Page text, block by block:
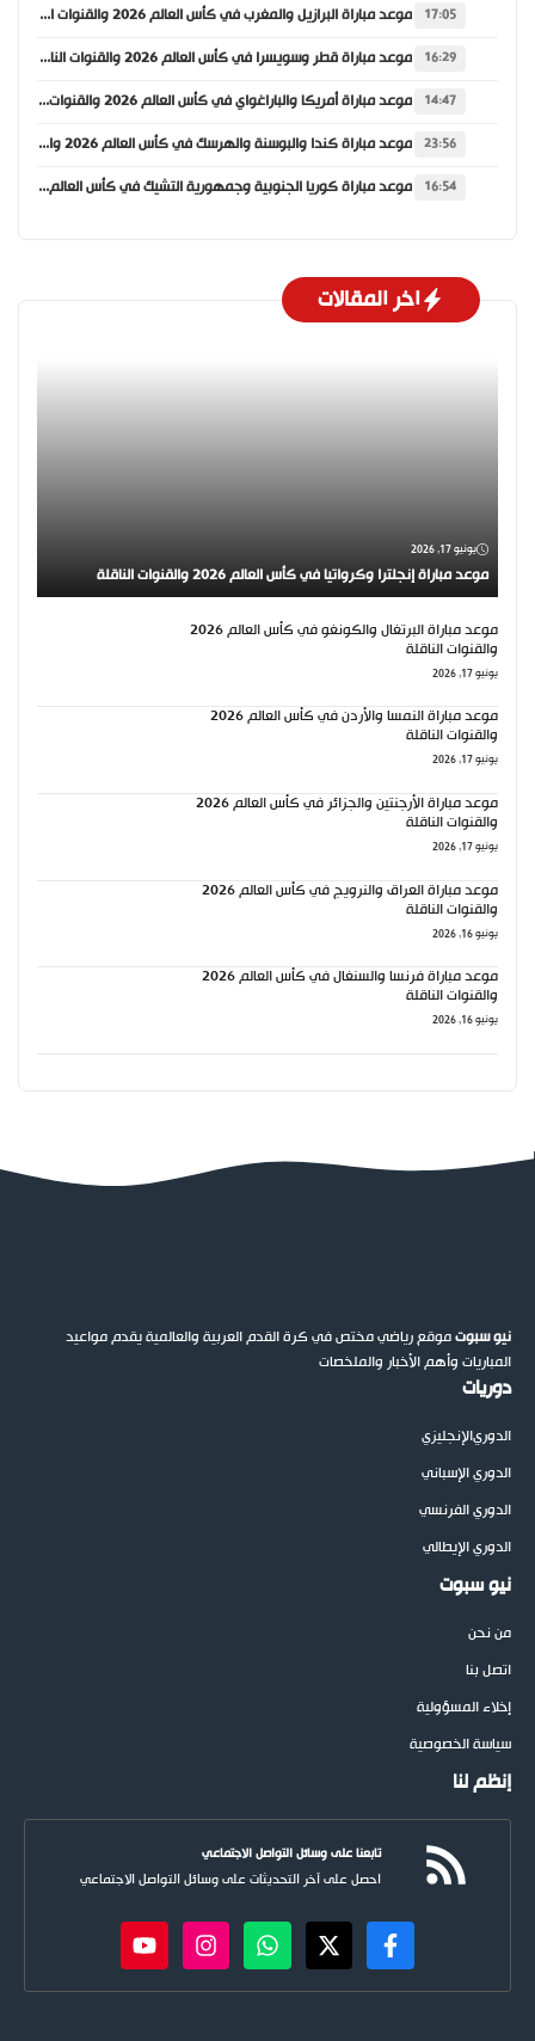
17:05 موعد مباراة البرازيل والمغرب في كأس العالم 2026 والقنوات الناقلة
16:29 موعد مباراة قطر وسويسرا في كأس العالم 2026 والقنوات الناقلة
14:47 موعد مباراة أمريكا والباراغواي في كأس العالم 2026 والقنوات الناقلة
23:56 موعد مباراة كندا والبوسنة والهرسك في كأس العالم 2026 والقنوات الناقلة
16:54 موعد مباراة كوريا الجنوبية وجمهورية التشيك في كأس العالم 2026 والقنوات الناقلة
اخر المقالات
يونيو 17, 2026
موعد مباراة إنجلترا وكرواتيا في كأس العالم 2026 والقنوات الناقلة
موعد مباراة البرتغال والكونغو في كأس العالم 2026
والقنوات الناقلة
يونيو 17, 2026
موعد مباراة النمسا والأردن في كأس العالم 2026
والقنوات الناقلة
يونيو 17, 2026
موعد مباراة الأرجنتين والجزائر في كأس العالم 2026
والقنوات الناقلة
يونيو 17, 2026
موعد مباراة العراق والنرويج في كأس العالم 2026
والقنوات الناقلة
يونيو 16, 2026
موعد مباراة فرنسا والسنغال في كأس العالم 2026
والقنوات الناقلة
يونيو 16, 2026
نيو سبوتموقع رياضي مختص في كرة القدم العربية والعالمية يقدم مواعيد
المباريات وأهم الأخبار والملخصات
دوريات
الدوريالإنجليزي
الدوري الإسباني
الدوري الفرنسي
الدوري الإيطالي
نيو سبوت
من نحن
اتصل بنا
إخلاء المسؤولية
سياسة الخصوصية
إنظم لنا
تابعنا على وسائل التواصل الاجتماعي
احصل على آخر التحديثات على وسائل التواصل الاجتماعي